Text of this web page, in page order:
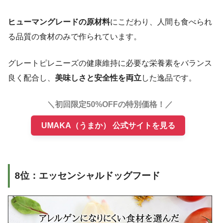
ヒューマングレードの原材料にこだわり、人間も食べられ
る品質の食材のみで作られています。
グレートピレニーズの健康維持に必要な栄養素をバランス
良く配合し、 美味しさと安全性を両立 した逸品です。
＼初回限定50%OFFの特別価格！／
UMAKA（うまか） 公式サイトを見る
8位：エッセンシャルドッグフード